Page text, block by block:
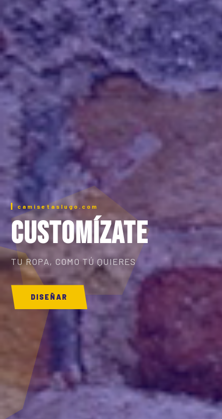
camisetaslugo.com
CUSTOMÍZATE
TU ROPA, COMO TÚ QUIERES
DISEÑAR